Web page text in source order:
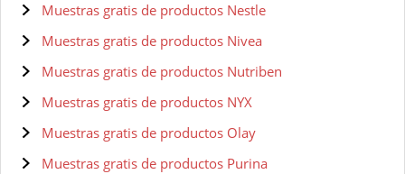
Muestras gratis de productos Nestle
Muestras gratis de productos Nivea
Muestras gratis de productos Nutriben
Muestras gratis de productos NYX
Muestras gratis de productos Olay
Muestras gratis de productos Purina